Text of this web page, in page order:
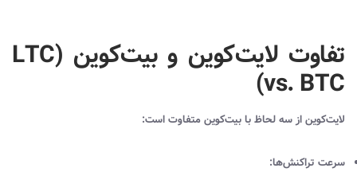
تفاوت لایت‌کوین و بیت‌کوین (LTC
vs. BTC)
لایت‌کوین از سه لحاظ با بیت‌کوین متفاوت است:
سرعت تراکنش‌ها‌: